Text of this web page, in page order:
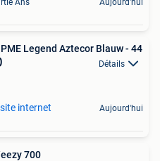
Ans Aujourd'hui
Legend Aztecor Blauw - 44
Détails
internet Aujourd'hui
700